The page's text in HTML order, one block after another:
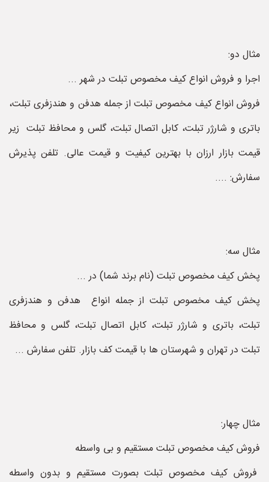
مثال دو:
اجرا و فروش انواع کیف مخصوص تبلت در شهر ...
فروش انواع کیف مخصوص تبلت از جمله هدفن و هندزفری تبلت،
باتری و شارژر تبلت، کابل اتصال تبلت، گلس و محافظ تبلت زیر
قیمت بازار ارزان با بهترین کیفیت و قیمت عالی. تلفن پذیرش
سفارش: ....
مثال سه:
پخش کیف مخصوص تبلت (نام برند شما) در ...
پخش کیف مخصوص تبلت از جمله انواع هدفن و هندزفری
تبلت، باتری و شارژر تبلت، کابل اتصال تبلت، گلس و محافظ
تبلت در تهران و شهرستان ها با قیمت کف بازار. تلفن سفارش ...
مثال چهار:
فروش کیف مخصوص تبلت مستقیم و بی واسطه
فروش کیف مخصوص تبلت بصورت مستقیم و بدون واسطه